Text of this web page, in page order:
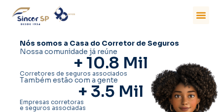
Nós somos a Casa do Corretor de Seguros
Nossa comunidade já reúne
+ 10.8 Mil
Corretores de seguros associados
Também estão com a gente
+ 3.5 Mil
Empresas corretoras
e seguros associadas